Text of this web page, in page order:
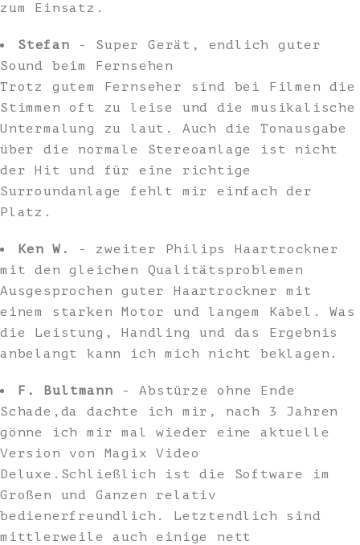
zum Einsatz.
Stefan - Super Gerät, endlich guter
Sound beim Fernsehen
Trotz gutem Fernseher sind bei Filmen die
Stimmen oft zu leise und die musikalische
Untermalung zu laut. Auch die Tonausgabe
über die normale Stereoanlage ist nicht
der Hit und für eine richtige
Surroundanlage fehlt mir einfach der
Platz.
Ken W.
- zweiter Philips Haartrockner
mit den gleichen Qualitätsproblemen
Ausgesprochen guter Haartrockner mit
einem starken Motor und langem Kabel. Was
die Leistung, Handling und das Ergebnis
anbelangt kann ich mich nicht beklagen.
F. Bultmann - Abstürze ohne Ende
Schade,da dachte ich mir, nach 3 Jahren
gönne ich mir mal wieder eine aktuelle
Version von Magix Video
Deluxe.Schließlich ist die Software im
Großen und Ganzen relativ
bedienerfreundlich. Letztendlich sind
mittlerweile auch einige nett